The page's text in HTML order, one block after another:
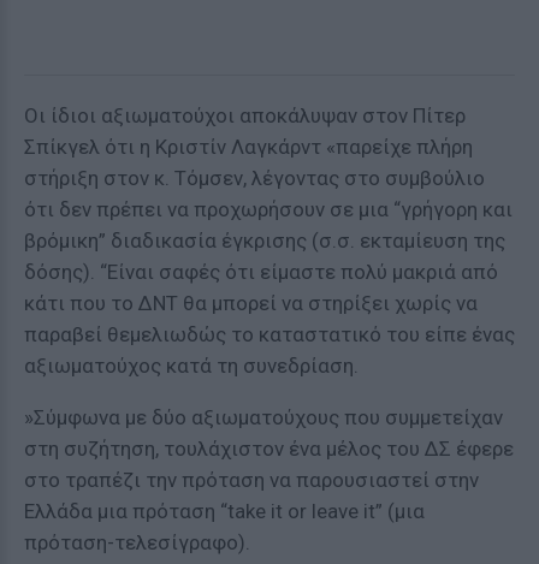
Οι ίδιοι αξιωματούχοι αποκάλυψαν στον Πίτερ
Σπίκγελ ότι η Κριστίν Λαγκάρντ «παρείχε πλήρη
στήριξη στον κ. Τόμσεν, λέγοντας στο συμβούλιο
ότι δεν πρέπει να προχωρήσουν σε μια “γρήγορη και
βρόμικη” διαδικασία έγκρισης (σ.σ. εκταμίευση της
δόσης). “Είναι σαφές ότι είμαστε πολύ μακριά από
κάτι που το ΔΝΤ θα μπορεί να στηρίξει χωρίς να
παραβεί θεμελιωδώς το καταστατικό του είπε ένας
αξιωματούχος κατά τη συνεδρίαση.
»Σύμφωνα με δύο αξιωματούχους που συμμετείχαν
στη συζήτηση, τουλάχιστον ένα μέλος του ΔΣ έφερε
στο τραπέζι την πρόταση να παρουσιαστεί στην
Ελλάδα μια πρόταση “take it or leave it” (μια
πρόταση-τελεσίγραφο).